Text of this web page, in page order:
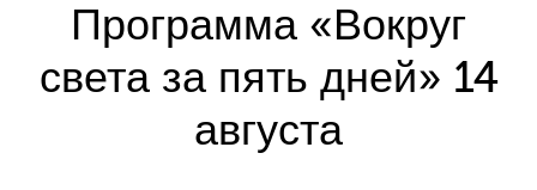
Программа «Вокруг
света за пять дней» 14
августа